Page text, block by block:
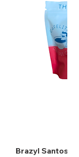
Brazyl Santos